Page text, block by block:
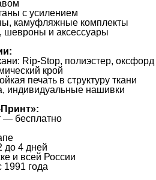
с усилением
камуфляжные комплекты
шевроны и аксессуары
Rip-Stop, полиэстер, оксфорд
крой
печать в структуру ткани
индивидуальные нашивки
— бесплатно
до 4 дней
и всей России
1991 года